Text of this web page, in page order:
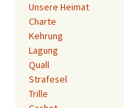
Unsere Heimat
Charte
Kehrung
Lagung
Quall
Strafesel
Trille